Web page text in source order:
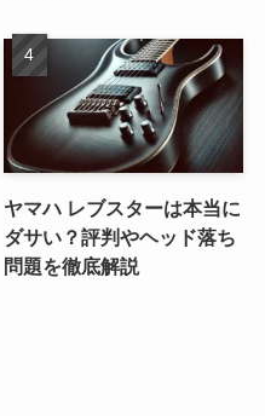
ヤマハ レブスターは本当に
ダサい？評判やヘッド落ち
問題を徹底解説